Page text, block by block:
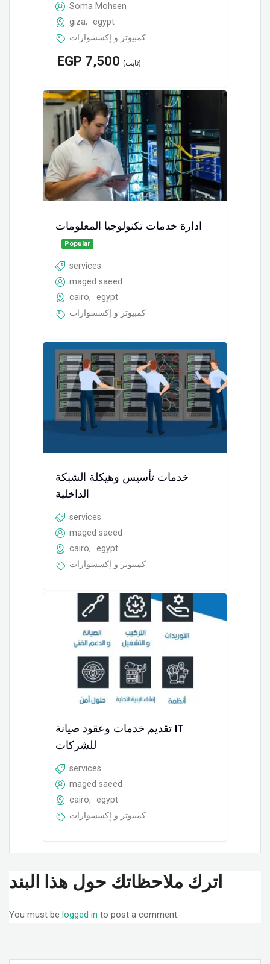
Soma Mohsen
giza,
egypt
كمبيوتر و إكسسوارات
EGP 7,500 (ثابت)
ادارة خدمات تكنولوجيا المعلومات
Popular
services
maged saeed
cairo,
egypt
كمبيوتر و إكسسوارات
خدمات تأسيس وهيكلة الشبكة
الداخلية
services
maged saeed
cairo,
egypt
كمبيوتر و إكسسوارات
تقديم خدمات وعقود صيانة IT
للشركات
services
maged saeed
cairo,
egypt
كمبيوتر و إكسسوارات
اترك ملاحظاتك حول هذا البند
You must be logged in to post a comment.